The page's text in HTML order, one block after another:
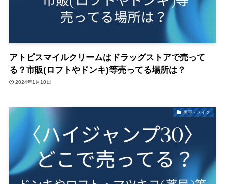
アトピスマイルクリームはドラッグストアで売って
る？市販(ロフトやドンキ)等売ってる場所は？
2024年1月10日
美容・メイク